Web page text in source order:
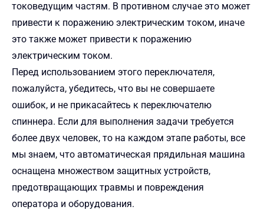
токоведущим частям. В противном случае это может
привести к поражению электрическим током, иначе
это также может привести к поражению
электрическим током.
Перед использованием этого переключателя,
пожалуйста, убедитесь, что вы не совершаете
ошибок, и не прикасайтесь к переключателю
спиннера. Если для выполнения задачи требуется
более двух человек, то на каждом этапе работы, все
мы знаем, что автоматическая прядильная машина
оснащена множеством защитных устройств,
предотвращающих травмы и повреждения
оператора и оборудования.